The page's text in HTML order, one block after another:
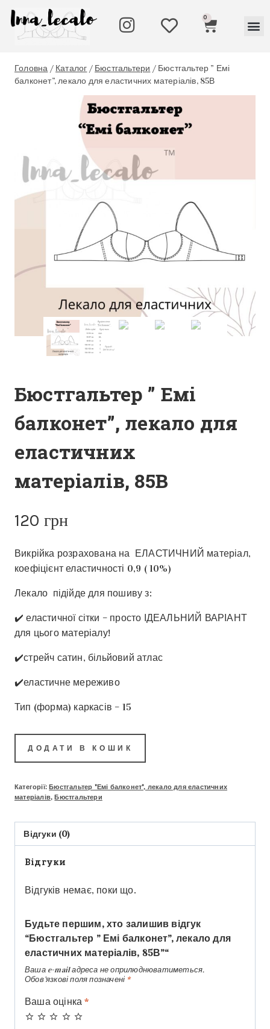
0
Головна / Каталог / Бюстгальтери / Бюстгальтер ” Емі
балконет”, лекало для еластичних матеріалів, 85В
Бюстгальтер ” Емі
балконет”, лекало для
еластичних
матеріалів, 85В
120 грн
Викрійка розрахована на ЕЛАСТИЧНИЙ матеріал,
коефіцієнт еластичності 0,9 ( 10%)
Лекало підійде для пошиву з:
✔️ еластичної сітки – просто ІДЕАЛЬНИЙ ВАРІАНТ
для цього матеріалу!
✔️стрейч сатин, більйовий атлас
✔️еластичне мереживо
Тип (форма) каркасів – 15
ДОДАТИ В КОШИК
Категорії:Бюстгальтер "Емі балконет", лекало для еластичних
матеріалів,Бюстгальтери
Відгуки (0)
Відгуки
Відгуків немає, поки що.
Будьте першим, хто залишив відгук
“Бюстгальтер ” Емі балконет”, лекало для
еластичних матеріалів, 85В”“
Ваша e-mail адреса не оприлюднюватиметься.
Обов’язкові поля позначені *
Ваша оцінка*